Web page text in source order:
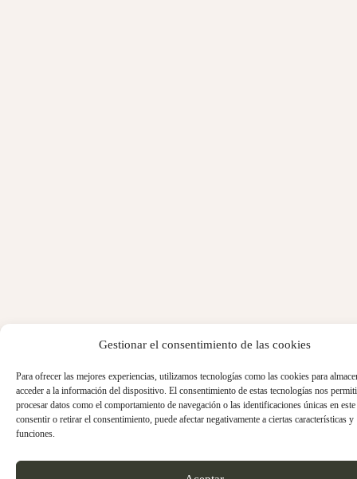
Gestionar el consentimiento de las cookies
Para ofrecer las mejores experiencias, utilizamos tecnologías como las cookies para
acceder a la información del dispositivo. El consentimiento de estas tecnologías nos
procesar datos como el comportamiento de navegación o las identificaciones únicas en
consentir o retirar el consentimiento, puede afectar negativamente a ciertas características y
funciones.